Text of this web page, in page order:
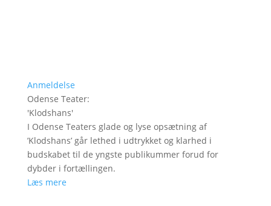
Anmeldelse
Odense Teater:
'Klodshans'
I Odense Teaters glade og lyse opsætning af
’Klodshans’ går lethed i udtrykket og klarhed i
budskabet til de yngste publikummer forud for
dybder i fortællingen.
Læs mere